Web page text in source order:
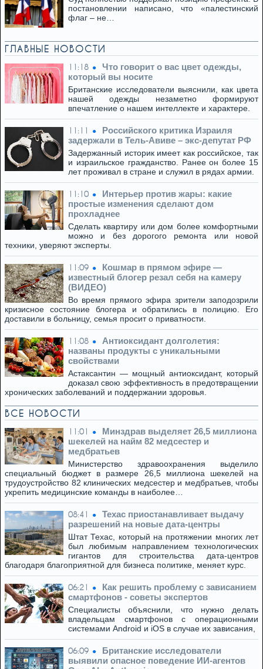
постановлении написано, что «палестинский
флаг – не…
ГЛАВНЫЕ НОВОСТИ
11:18
Что говорит о вас цвет одежды,
который вы носите
Британские исследователи выяснили, как цвета
нашей одежды незаметно формируют
впечатление о нашем интеллекте и характере.
11:11
Российского критика Израиля
задержали в Тель-Авиве – экс-депутат РФ
Задержанный историк имеет как российское, так
и израильское гражданство. Ранее он более 15
лет проживал в стране и служил в рядах армии.
11:10
Интерьер против жары: какие
простые изменения сделают дом
прохладнее
Сделать квартиру или дом более комфортными
можно и без дорогого ремонта или новой
техники, уверяют эксперты.
11:09
Кошмар в прямом эфире —
известный блогер резал себя на камеру
(ВИДЕО)
Во время прямого эфира зрители заподозрили
кризисное состояние блогера и обратились в полицию. Его
доставили в больницу, семья просит о приватности.
11:08
Антиоксидант долголетия:
названы продукты с уникальными
свойствами
Астаксантин — мощный антиоксидант, который
доказал свою эффективность в предотвращении
хронических заболеваний и поддержании здоровья.
ВСЕ НОВОСТИ
11:01
Минздрав выделяет 26,5 миллиона
шекелей на найм 82 медсестер и
медбратьев
Министерство здравоохранения выделило
специальный бюджет в размере 26,5 миллиона шекелей на
трудоустройство 82 клинических медсестер и медбратьев, чтобы
укрепить медицинские команды в наиболее…
08:41
Техас приостанавливает выдачу
разрешений на новые дата-центры
Штат Техас, который на протяжении многих лет
был любимым направлением технологических
гигантов для строительства дата-центров
благодаря благоприятной для бизнеса политике, меняет курс.
06:21
Как решить проблему с зависанием
смартфонов - советы экспертов
Специалисты объяснили, что нужно делать
владельцам смартфонов с операционными
системами Android и iOS в случае их зависания,
06:09
Британские исследователи
выявили опасное поведение ИИ-агентов